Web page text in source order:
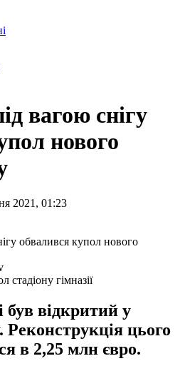
вагою снігу
нового
2021, 01:23
стадіону гімназії
відкритий у
Реконструкція цього
в 2,25 млн євро.